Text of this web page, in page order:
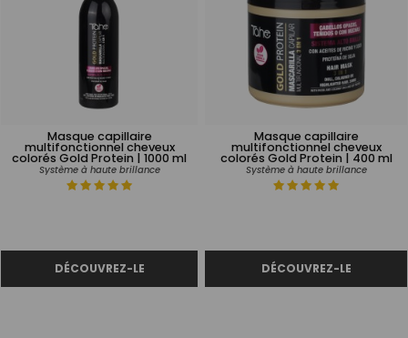
Masque capillaire
multifonctionnel cheveux
colorés Gold Protein | 1000 ml
Système à haute brillance
Masque capillaire
multifonctionnel cheveux
colorés Gold Protein | 400 ml
Système à haute brillance